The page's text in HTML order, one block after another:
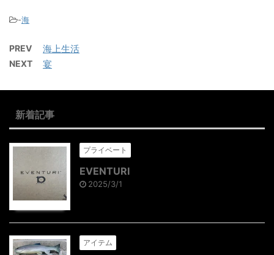
-海
PREV 海上生活
NEXT 宴
新着記事
プライベート
EVENTURI
2025/3/1
アイテム